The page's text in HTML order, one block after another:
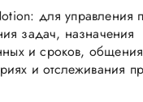
для управления
задач, назначения
и сроков,
и отслеживания